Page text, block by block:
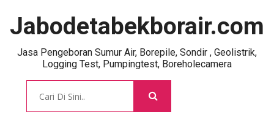
Jabodetabekborair.com
Jasa Pengeboran Sumur Air, Borepile, Sondir , Geolistrik,
Logging Test, Pumpingtest, Boreholecamera